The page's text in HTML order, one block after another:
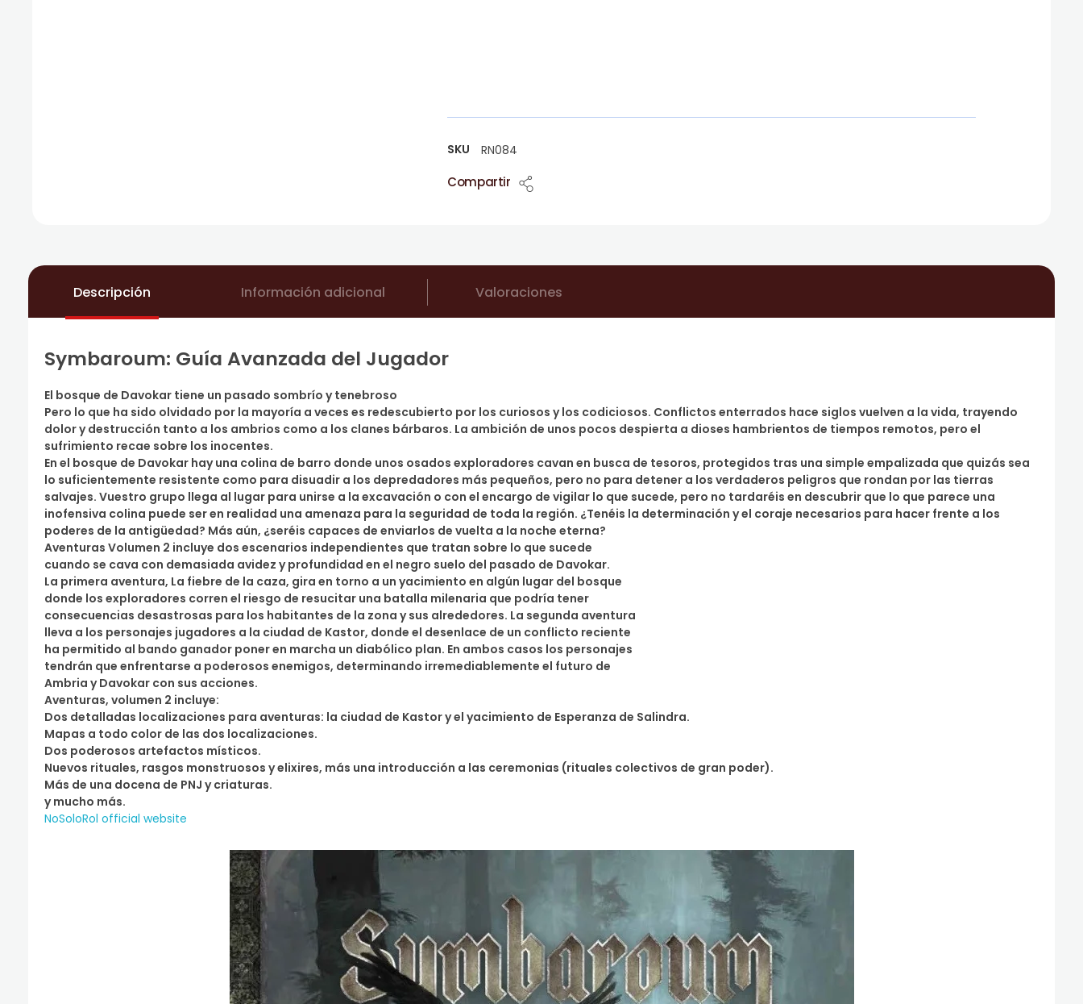
Compartir
SKU RN084
Descripción Información adicional Valoraciones
Symbaroum: Guía Avanzada del Jugador
El bosque de Davokar tiene un pasado sombrío y tenebroso
Pero lo que ha sido olvidado por la mayoría a veces es redescubierto por los curiosos y los codiciosos. Conflictos enterrados hace siglos vuelven a la vida, trayendo
dolor y destrucción tanto a los ambrios como a los clanes bárbaros. La ambición de unos pocos despierta a dioses hambrientos de tiempos remotos, pero el
sufrimiento recae sobre los inocentes.
En el bosque de Davokar hay una colina de barro donde unos osados exploradores cavan en busca de tesoros, protegidos tras una simple empalizada que quizás sea
lo suficientemente resistente como para disuadir a los depredadores más pequeños, pero no para detener a los verdaderos peligros que rondan por las tierras
salvajes. Vuestro grupo llega al lugar para unirse a la excavación o con el encargo de vigilar lo que sucede, pero no tardaréis en descubrir que lo que parece una
inofensiva colina puede ser en realidad una amenaza para la seguridad de toda la región. ¿Tenéis la determinación y el coraje necesarios para hacer frente a los
poderes de la antigüedad? Más aún, ¿seréis capaces de enviarlos de vuelta a la noche eterna?
Aventuras Volumen 2 incluye dos escenarios independientes que tratan sobre lo que sucede
cuando se cava con demasiada avidez y profundidad en el negro suelo del pasado de Davokar.
La primera aventura, La fiebre de la caza, gira en torno a un yacimiento en algún lugar del bosque
donde los exploradores corren el riesgo de resucitar una batalla milenaria que podría tener
consecuencias desastrosas para los habitantes de la zona y sus alrededores. La segunda aventura
lleva a los personajes jugadores a la ciudad de Kastor, donde el desenlace de un conflicto reciente
ha permitido al bando ganador poner en marcha un diabólico plan. En ambos casos los personajes
tendrán que enfrentarse a poderosos enemigos, determinando irremediablemente el futuro de
Ambria y Davokar con sus acciones.
Aventuras, volumen 2 incluye:
Dos detalladas localizaciones para aventuras: la ciudad de Kastor y el yacimiento de Esperanza de Salindra.
Mapas a todo color de las dos localizaciones.
Dos poderosos artefactos místicos.
Nuevos rituales, rasgos monstruosos y elixires, más una introducción a las ceremonias (rituales colectivos de gran poder).
Más de una docena de PNJ y criaturas.
y mucho más.
NoSoloRol official website